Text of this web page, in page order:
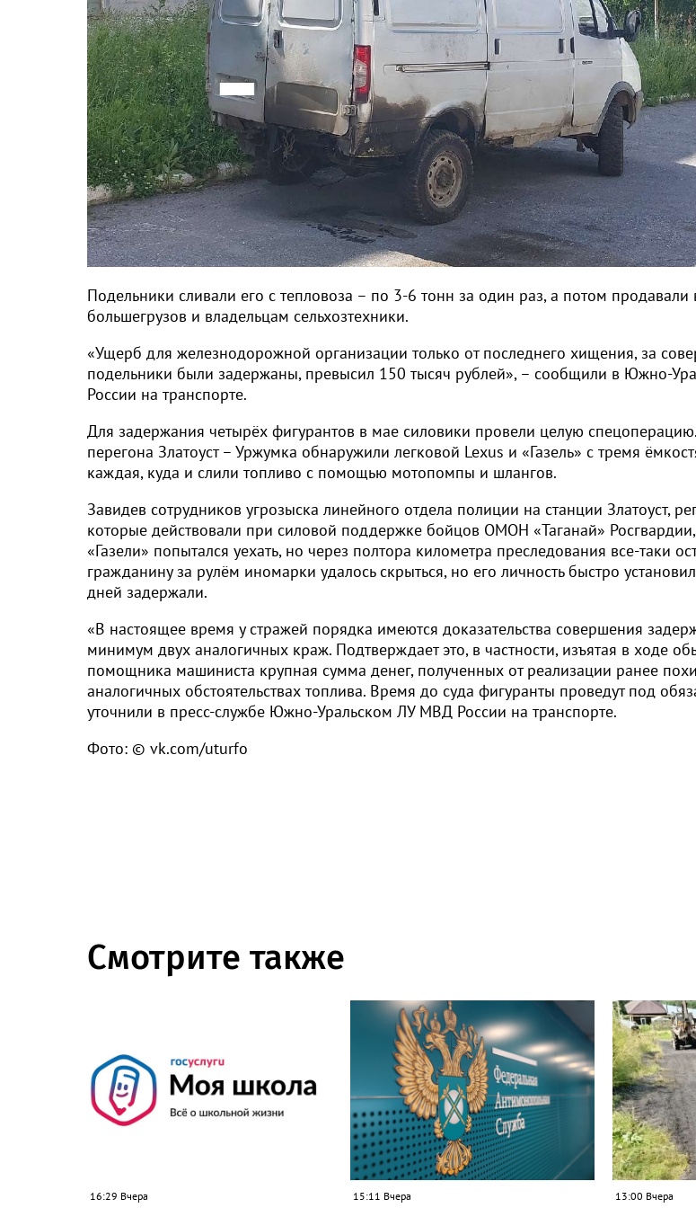
Подельники сливали его с тепловоза – по 3-6 тонн за один раз, а потом продавали
большегрузов и владельцам сельхозтехники.
«Ущерб для железнодорожной организации только от последнего хищения, за
подельники были задержаны, превысил 150 тысяч рублей», – сообщили в Южно-
России на транспорте.
Для задержания четырёх фигурантов в мае силовики провели целую
перегона Златоуст – Уржумка обнаружили легковой Lexus и «Газель» с тремя
каждая, куда и слили топливо с помощью мотопомпы и шлангов.
Завидев сотрудников угрозыска линейного отдела полиции на станции Златоуст,
которые действовали при силовой поддержке бойцов ОМОН «Таганай»
«Газели» попытался уехать, но через полтора километра преследования все-таки
гражданину за рулём иномарки удалось скрыться, но его личность быстро
дней задержали.
«В настоящее время у стражей порядка имеются доказательства совершения
минимум двух аналогичных краж. Подтверждает это, в частности, изъятая в ходе
помощника машиниста крупная сумма денег, полученных от реализации ранее
аналогичных обстоятельствах топлива. Время до суда фигуранты проведут под
уточнили в пресс-службе Южно-Уральском ЛУ МВД России на транспорте.
Фото: © vk.com/uturfo
Смотрите также
16:29 Вчера 15:11 Вчера 13:00 Вчера